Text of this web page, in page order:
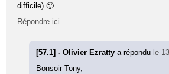
difficile) 🙂
Répondre ici
[57.1] - Olivier Ezrattya répondu le
Bonsoir Tony,